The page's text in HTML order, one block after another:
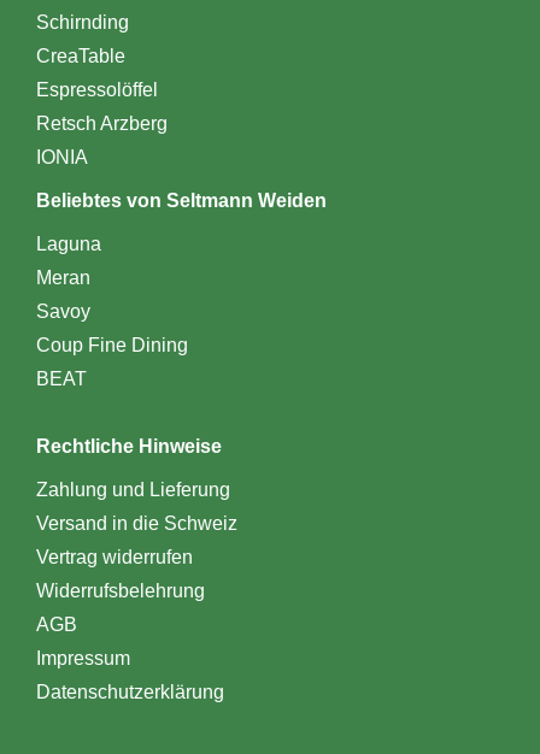
Schirnding
CreaTable
Espressolöffel
Retsch Arzberg
IONIA
Beliebtes von Seltmann Weiden
Laguna
Meran
Savoy
Coup Fine Dining
BEAT
Rechtliche Hinweise
Zahlung und Lieferung
Versand in die Schweiz
Vertrag widerrufen
Widerrufsbelehrung
AGB
Impressum
Datenschutzerklärung